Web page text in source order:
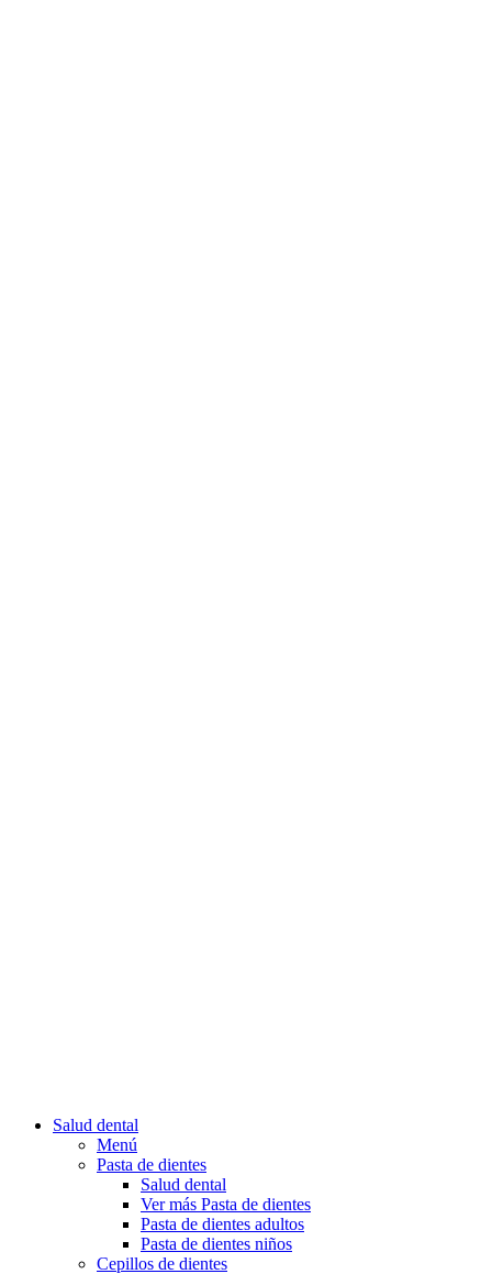
Salud dental
Menú
Pasta de dientes
Salud dental
Ver más Pasta de dientes
Pasta de dientes adultos
Pasta de dientes niños
Cepillos de dientes